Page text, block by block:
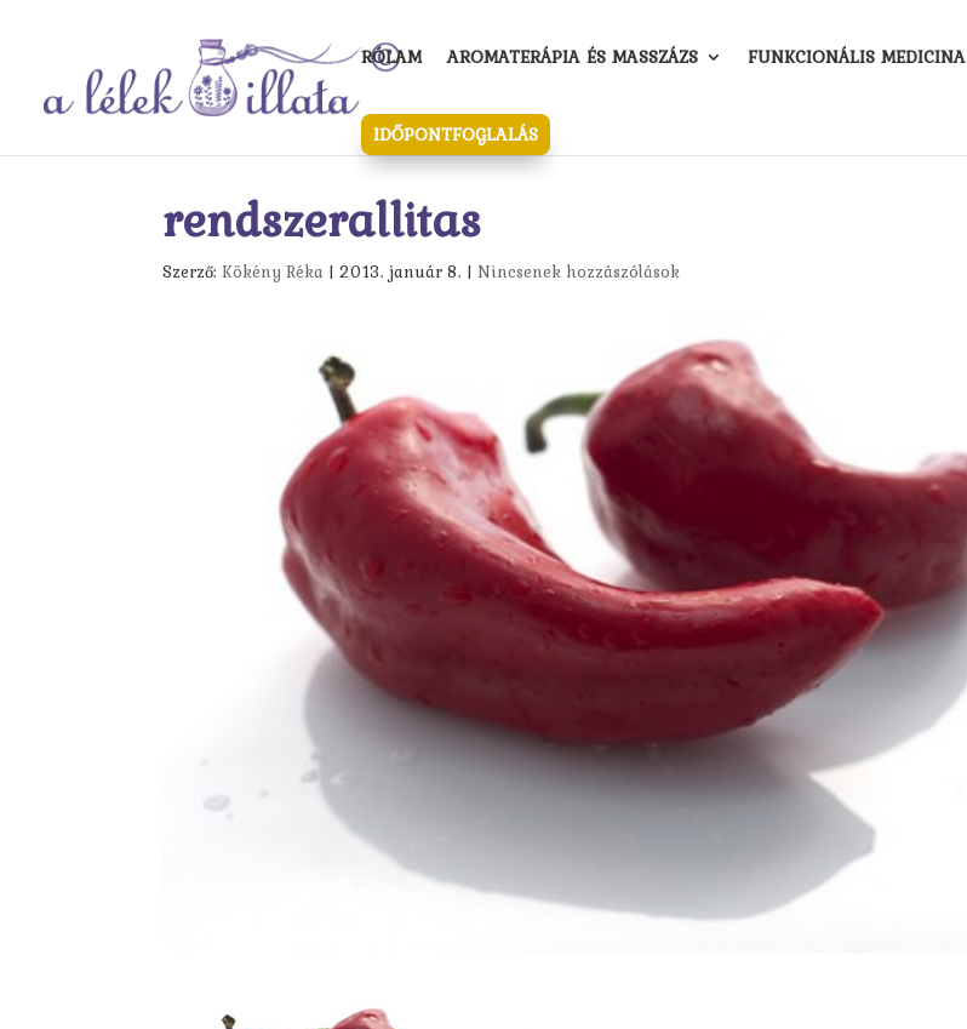
RÓLAM AROMATERÁPIA ÉS MASSZÁZS FUNKCIONÁLIS MEDICINA
IDŐPONTFOGLALÁS
rendszerallitas
Szerző:Kökény Réka |2013. január 8. | Nincsenek hozzászólások